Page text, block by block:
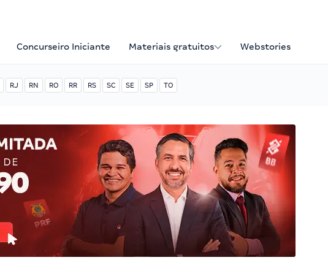
Concurseiro Iniciante Materiais gratuitos Webstories
RJ RN RO RR RS SC SE SP TO